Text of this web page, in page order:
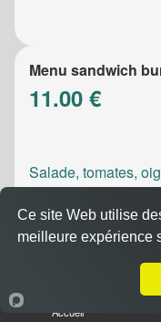
Menu sandwich
11.00 €
Salade, tomates,
Menu sandwich
Accueil
Ce site Web utilise
meilleure expérience